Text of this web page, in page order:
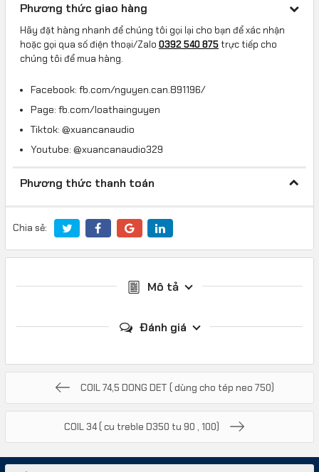
Phương thức giao hàng
Hãy đặt hàng nhanh để chúng tôi gọi lại cho bạn để xác nhận
hoặc gọi qua số điện thoại/Zalo 0392 540 875trực tiếp cho
chúng tôi để mua hàng.
Facebook: fb.com/nguyen.can.891196/
Page: fb.com/loathainguyen
Tiktok: @xuancanaudio
Youtube: @xuancanaudio329
Phương thức thanh toán
Chia sẻ:
Mô tả
Đánh giá
COIL 74,5 DONG DET ( dùng cho tép neo 750)
COIL 34 ( cu treble D350 tu 90 , 100)